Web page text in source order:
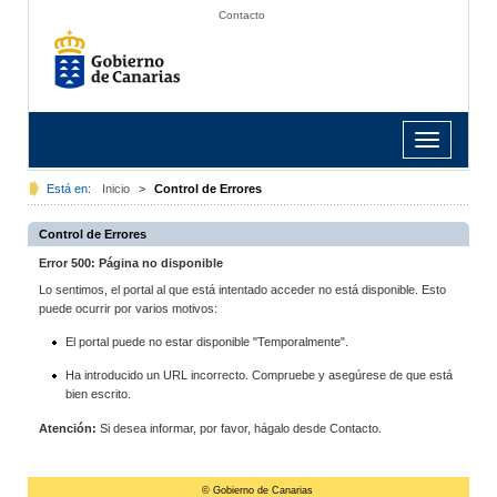
Contacto
Toggle
navigation
Está en: Inicio > Control de Errores
Control de Errores
Error 500: Página no disponible
Lo sentimos, el portal al que está intentado acceder no está disponible. Esto
puede ocurrir por varios motivos:
El portal puede no estar disponible "Temporalmente".
Ha introducido un URL incorrecto. Compruebe y asegúrese de que está
bien escrito.
Atención: Si desea informar, por favor, hágalo desde Contacto.
© Gobierno de Canarias